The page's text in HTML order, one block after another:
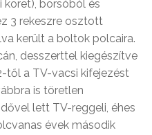
köret), borsóból és
3 rekeszre osztott
került a boltok polcaira.
desszerttel kiegészítve
től a TV-vacsi kifejezést
is töretlen
lett TV-reggeli, éhes
évek második